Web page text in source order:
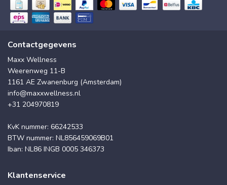
Contactgegevens
Maxx Wellness
Weerenweg 11-B
1161 AE Zwanenburg (Amsterdam)
info@maxxwellness.nl
+31 204970819
KvK nummer: 66242533
BTW nummer: NL856459069B01
Iban: NL86 INGB 0005 346373
Klantenservice